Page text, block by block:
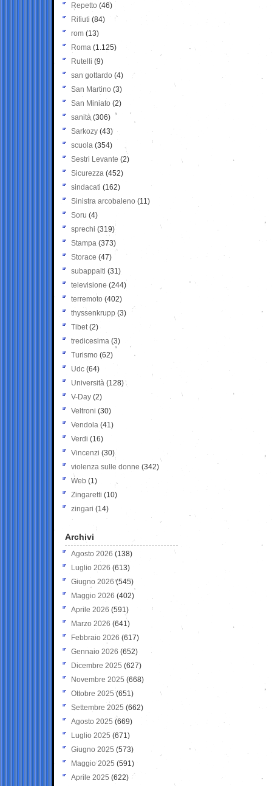
Repetto (46)
Rifiuti (84)
rom (13)
Roma (1.125)
Rutelli (9)
san gottardo (4)
San Martino (3)
San Miniato (2)
sanità (306)
Sarkozy (43)
scuola (354)
Sestri Levante (2)
Sicurezza (452)
sindacati (162)
Sinistra arcobaleno (11)
Soru (4)
sprechi (319)
Stampa (373)
Storace (47)
subappalti (31)
televisione(244)
terremoto (402)
thyssenkrupp (3)
Tibet(2)
tredicesima (3)
Turismo (62)
Udc (64)
Università (128)
V-Day (2)
Veltroni (30)
Vendola (41)
Verdi (16)
Vincenzi (30)
violenza sulle donne (342)
Web (1)
Zingaretti (10)
zingari (14)
Archivi
Agosto 2026 (138)
Luglio 2026 (613)
Giugno 2026 (545)
Maggio 2026 (402)
Aprile 2026 (591)
Marzo 2026 (641)
Febbraio 2026 (617)
Gennaio 2026 (652)
Dicembre 2025 (627)
Novembre 2025 (668)
Ottobre 2025 (651)
Settembre 2025 (662)
Agosto 2025 (669)
Luglio 2025 (671)
Giugno 2025 (573)
Maggio 2025 (591)
Aprile 2025 (622)